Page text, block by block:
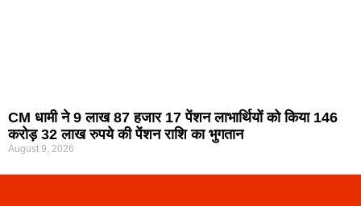
CM धामी ने 9 लाख 87 हजार 17 पेंशन लाभार्थियों को किया 146
करोड़ 32 लाख रुपये की पेंशन राशि का भुगतान
August 9, 2026